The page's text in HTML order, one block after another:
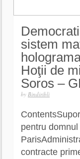
sistem
Hoţii de
Soros –
by Bindiribli
pentru
contracte